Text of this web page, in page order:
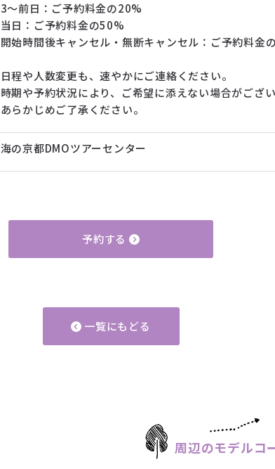
3～前日：ご予約料金の20%
当日：ご予約料金の50%
開始時間後キャンセル・無断キャンセル：ご予約料金
日程や人数変更も、速やかにご連絡ください。
時期や予約状況により、ご希望に添えない場合がござい
あらかじめご了承ください。
海の京都DMOツアーセンター
予約する
一覧にもどる
周辺のモデルコ